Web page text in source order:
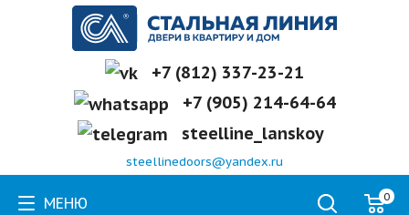
+7 (812) 337-23-21
+7 (905) 214-64-64
steelline_lanskoy
steellinedoors@yandex.ru
МЕНЮ 0